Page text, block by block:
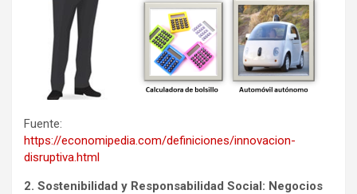
Fuente:
https://economipedia.com/definiciones/innovacion-
disruptiva.html
2. Sostenibilidad y Responsabilidad Social: Negocios